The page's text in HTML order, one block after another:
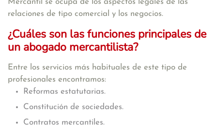
Mercantil se ocupa de los aspectos legales de las
relaciones de tipo comercial y los negocios.
¿Cuáles son las funciones principales de
un abogado mercantilista?
Entre los servicios más habituales de este tipo de
profesionales encontramos:
Reformas estatutarias.
Constitución de sociedades.
Contratos mercantiles.